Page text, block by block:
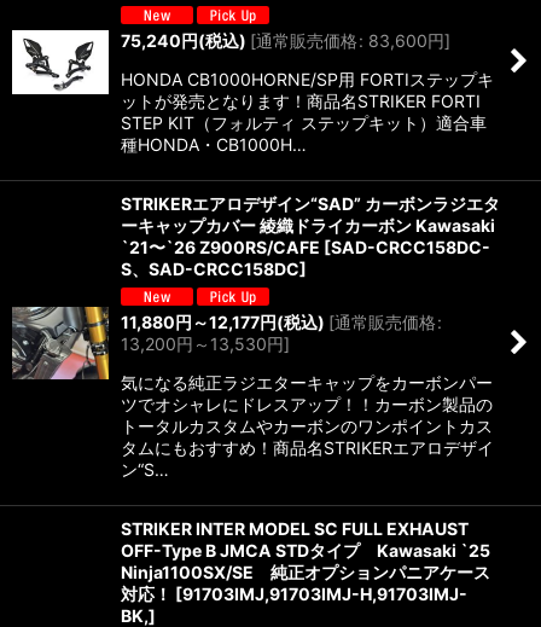
75,240円(税込) [通常販売価格: 83,600円]
HONDA CB1000HORNE/SP用 FORTIステップキ
ットが発売となります！商品名STRIKER FORTI
STEP KIT（フォルティ ステップキット）適合車
種HONDA・CB1000H…
STRIKERエアロデザイン“SAD” カーボンラジエタ
ーキャップカバー 綾織ドライカーボン Kawasaki
`21〜`26 Z900RS/CAFE [SAD-CRCC158DC-
S、SAD-CRCC158DC]
11,880円 ～12,177円(税込) [通常販売価格:
13,200円 ～13,530円]
気になる純正ラジエターキャップをカーボンパー
ツでオシャレにドレスアップ！！カーボン製品の
トータルカスタムやカーボンのワンポイントカス
タムにもおすすめ！商品名STRIKERエアロデザイ
ン“S…
STRIKER INTER MODEL SC FULL EXHAUST
OFF-Type B JMCA STDタイプ Kawasaki `25
Ninja1100SX/SE 純正オプションパニアケース
対応！ [91703IMJ,91703IMJ-H,91703IMJ-
BK,]